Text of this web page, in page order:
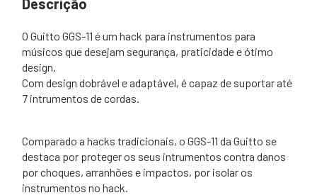
O Guitto GGS-11 é um hack para instrumentos para
músicos que desejam segurança, praticidade e ótimo
design.
Com design dobrável e adaptável, é capaz de suportar até
7 intrumentos de cordas.
Comparado a hacks tradicionais, o GGS-11 da Guitto se
destaca por proteger os seus intrumentos contra danos
por choques, arranhões e impactos, por isolar os
instrumentos no hack.